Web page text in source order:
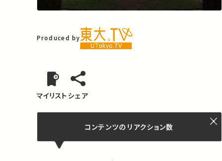
Produced by
マイリスト シェア
コンテンツの リアクション数